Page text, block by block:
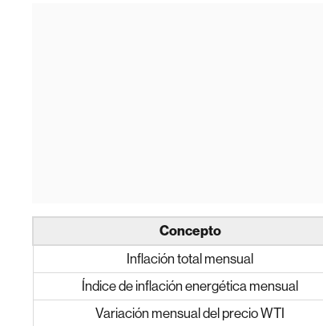
Concepto
Inflación total mensual
Índice de inflación energética mensual
Variación mensual del precio WTI